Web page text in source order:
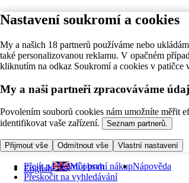
Nastavení soukromí a cookies
My a našich 18 partnerů používáme nebo
také personalizovanou reklamu. V opačném
kliknutím na odkaz Soukromí a cookies v patičce
My a naši partneři zpracováváme
Povolením souborů cookies nám umožníte měřit
identifikovat vaše zařízení.
Seznam partnerů.
Přijmout vše Odmítnout vše Vlastní nastavení
Přejít na hlavní obsah
Přeskočit na vyhledávání
English Můj první nákupNápověda